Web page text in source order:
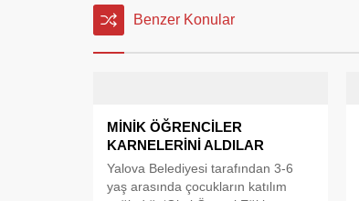
Benzer Konular
MİNİK ÖĞRENCİLER
KARNELERİNİ ALDILAR
Yalova Belediyesi tarafından 3-6
yaş arasında çocukların katılım